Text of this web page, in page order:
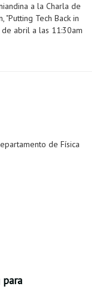
a la Charla de
"Putting Tech Back in
abril a las 11:30am
de Física